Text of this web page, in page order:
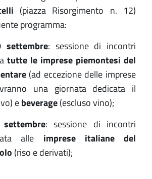
(piazza Risorgimento n. 12)
programma:
settembre: sessione di incontri
tutte le imprese piemontesi del
(ad eccezione delle imprese
una giornata dedicata il
ebeverage(escluso vino);
: sessione di incontri
alle imprese italiane del
(riso e derivati);